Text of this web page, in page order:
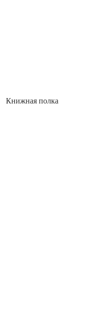
Книжная полка